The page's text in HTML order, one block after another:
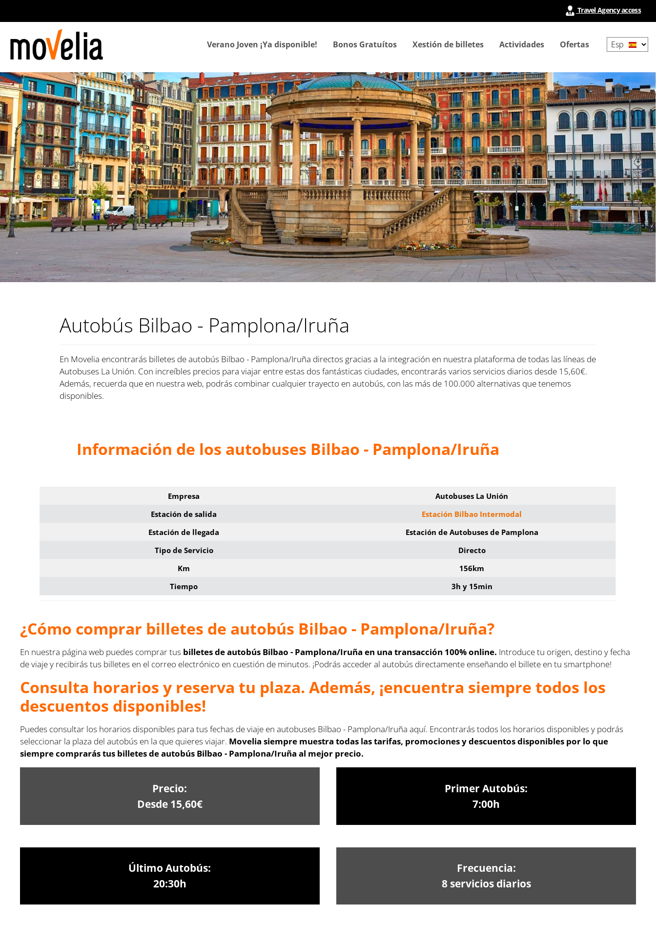
principal
Travel Agency access
Verano Joven ¡Ya disponible! Bonos Gratuítos Xestión de billetes Actividades Ofertas
your
Autobús Bilbao - Pamplona/Iruña
En Movelia encontrarás billetes de autobús Bilbao - Pamplona/Iruña directos gracias a la integración en nuestra plataforma de todas las líneas de
Autobuses La Unión. Con increíbles precios para viajar entre estas dos fantásticas ciudades, encontrarás varios servicios diarios desde 15,60€.
Además, recuerda que en nuestra web, podrás combinar cualquier trayecto en autobús, con las más de 100.000 alternativas que tenemos
disponibles.
Información de los autobuses Bilbao - Pamplona/Iruña
Empresa Autobuses La Unión
Estación de salida
Estación Bilbao Intermodal
Estación de llegada
Estación de Autobuses de Pamplona
Tipo de Servicio
Directo
Km
156km
Tiempo
3h y 15min
¿Cómo comprar billetes de autobús Bilbao - Pamplona/Iruña?
En nuestra página web puedes comprar tus billetes de autobús Bilbao - Pamplona/Iruña en una transacción 100% online. Introduce tu origen, destino y fecha
de viaje y recibirás tus billetes en el correo electrónico en cuestión de minutos. ¡Podrás acceder al autobús directamente enseñando el billete en tu smartphone!
Consulta horarios y reserva tu plaza. Además, ¡encuentra siempre todos los
descuentos disponibles!
Puedes consultar los horarios disponibles para tus fechas de viaje en autobuses Bilbao - Pamplona/Iruña aquí. Encontrarás todos los horarios disponibles y podrás
seleccionar la plaza del autobús en la que quieres viajar. Movelia siempre muestra todas las tarifas, promociones y descuentos disponibles por lo que
siempre comprarás tus billetes de autobús Bilbao - Pamplona/Iruña al mejor precio.
Precio:
Desde 15,60€
Primer Autobús:
7:00h
Último Autobús:
20:30h
Frecuencia:
8 servicios diarios